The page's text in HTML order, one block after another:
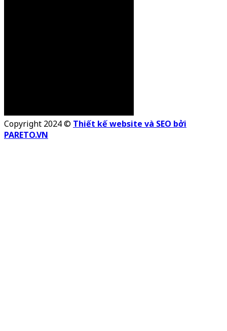
Copyright 2024 © Thiết kế website và SEO bởi
PARETO.VN